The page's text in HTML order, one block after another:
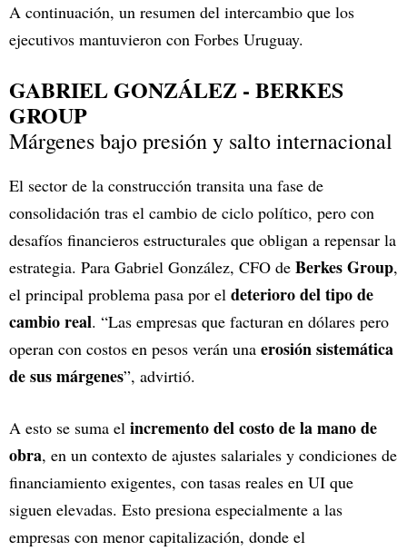
A continuación, un resumen del intercambio que los
ejecutivos mantuvieron con Forbes Uruguay.
GABRIEL GONZÁLEZ - BERKES
GROUP
Márgenes bajo presión y salto internacional
El sector de la construcción transita una fase de
consolidación tras el cambio de ciclo político, pero con
desafíos financieros estructurales que obligan a repensar la
estrategia. Para Gabriel González, CFO de Berkes Group,
el principal problema pasa por el deterioro del tipo de
cambio real. “Las empresas que facturan en dólares pero
operan con costos en pesos verán una erosión sistemática
de sus márgenes”, advirtió.
A esto se suma el incremento del costo de la mano de
obra, en un contexto de ajustes salariales y condiciones de
financiamiento exigentes, con tasas reales en UI que
siguen elevadas. Esto presiona especialmente a las
empresas con menor capitalización, donde el